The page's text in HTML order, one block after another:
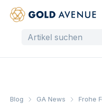
Blog GA News Frohe